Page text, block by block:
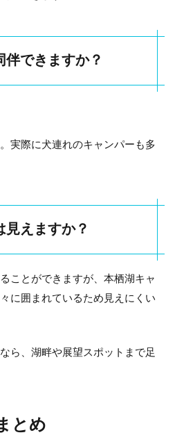
伴できますか？
実際に犬連れのキャンパーも多
見えますか？
ことができますが、本栖湖キャ
に囲まれているため見えにくい
ら、湖畔や展望スポットまで足
とめ